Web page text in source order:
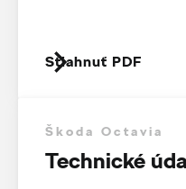
Stiahnuť PDF
Škoda Octavia
Technické